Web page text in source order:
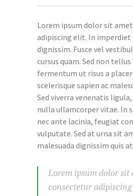
Lorem ipsum dolor sit
adipiscing elit. In imperdiet
dignissim. Fusce vel
cursus quam. Sed non
fermentum ut risus a
scelerisque sapien ac
Sed viverra venenatis
nulla ullamcorper vitae. In
nec ante lacinia, feugiat
vulputate. Sed at urna sit
malesuada dignissim quis
Lorem ipsum dolor sit
consectetur